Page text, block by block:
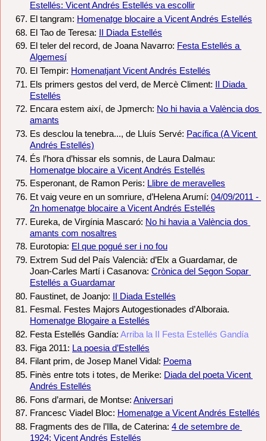
Estellés: Vicent Andrés Estellés va escollir
El tangram: Homenatge blocaire a Vicent Andrés Estellés
El Tao de Teresa:
II Diada Estellés
El teler del record, de Joana Navarro: Festa Estellés a
Algemesí
El Tempir: Homenatjant Vicent Andrés Estellés
Els primers gestos del verd, de Mercè Climent:
II Diada
Estellés
Encara estem així, de Jpmerch: No hi havia a València dos
amants
Es desclou la tenebra..., de Lluís Servé: Pacífica (A Vicent
Andrés Estellés)
Homenatge blocaire a Vicent Andrés Estellés
Esperonant, de Ramon Peris: Llibre de meravelles
Et vaig veure en un somriure, d’Helena Arumí: 04/09/2011 -
2n homenatge blocaire a Vicent Andrés Estellés
Eureka, de Virgínia Mascaró: No hi havia a València dos
amants com nosaltres
Eurotopia: El que pogué ser i no fou
Extrem Sud del País Valencià: d’Elx a Guardamar, de
Joan-Carles Martí i Casanova: Crònica del Segon Sopar
Estellés a Guardamar
Faustinet, de Joanjo:
II Diada Estellés
Homenatge Blogaire a Estellés
Festa Estellés Gandía: Arriba la II Festa Estellés Gandía
Figa 2011: La poesia d’Estellés
Filant prim, de Josep Manel Vidal: Poema
Finès entre tots i totes, de Merike: Diada del poeta Vicent
Andrés Estellés
Fons d’armari, de Montse: Aniversari
Francesc Viadel Bloc: Homenatge a Vicent Andrés Estellés
Fragments des de l’Illa, de Caterina: 4 de setembre de
1924: Vicent Andrés Estellés